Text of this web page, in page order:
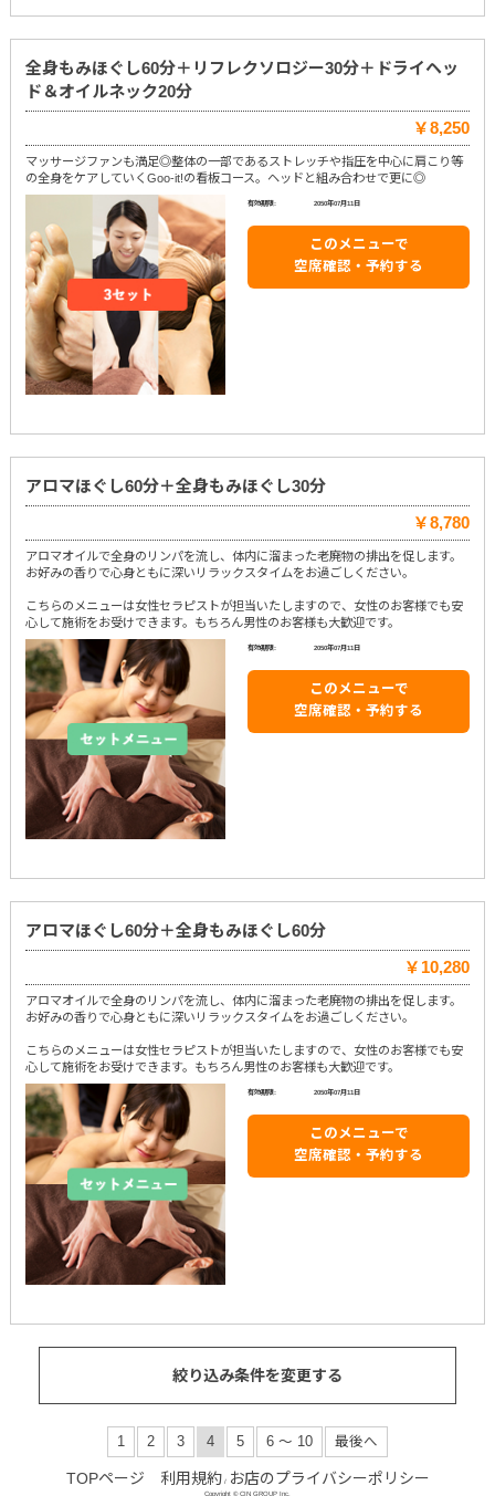
全身もみほぐし60分＋リフレクソロジー30分＋ドライヘッ
ド＆オイルネック20分
￥8,250
マッサージファンも満足◎整体の一部であるストレッチや指圧を中心に肩こり等
の全身をケアしていくGoo-it!の看板コース。ヘッドと組み合わせで更に◎
有効期限: 2050年07月11日
このメニューで
空席確認・予約する
アロマほぐし60分＋全身もみほぐし30分
￥8,780
アロマオイルで全身のリンパを流し、体内に溜まった老廃物の排出を促します。
お好みの香りで心身ともに深いリラックスタイムをお過ごしください。
こちらのメニューは女性セラピストが担当いたしますので、女性のお客様でも安
心して施術をお受けできます。もちろん男性のお客様も大歓迎です。
有効期限: 2050年07月11日
このメニューで
空席確認・予約する
アロマほぐし60分＋全身もみほぐし60分
￥10,280
アロマオイルで全身のリンパを流し、体内に溜まった老廃物の排出を促します。
お好みの香りで心身ともに深いリラックスタイムをお過ごしください。
こちらのメニューは女性セラピストが担当いたしますので、女性のお客様でも安
心して施術をお受けできます。もちろん男性のお客様も大歓迎です。
有効期限: 2050年07月11日
このメニューで
空席確認・予約する
絞り込み条件を変更する
1 2 3 4 5 6 ～ 10 最後へ
TOPページ 利用規約/ お店のプライバシーポリシー
Copyright © CIN GROUP Inc.